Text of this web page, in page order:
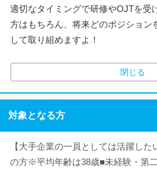
適切なタイミングで研修やOJTを受
方はもちろん、将来どのポジション
して取り組めますよ！
閉じる
対象となる方
【大手企業の一員としては活躍し
の方※平均年齢は38歳■未経験・第